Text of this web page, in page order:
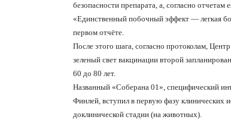
безопасности препарата, а, согласно отчетам
«Единственный побочный эффект — легкая
первом отчёте.
После этого шага, согласно протоколам,
зеленый свет вакцинации второй
60 до 80 лет.
Названный «Соберана 01», специфический
Финлей, вступил в первую фазу клинических
доклинической стадии (на животных).